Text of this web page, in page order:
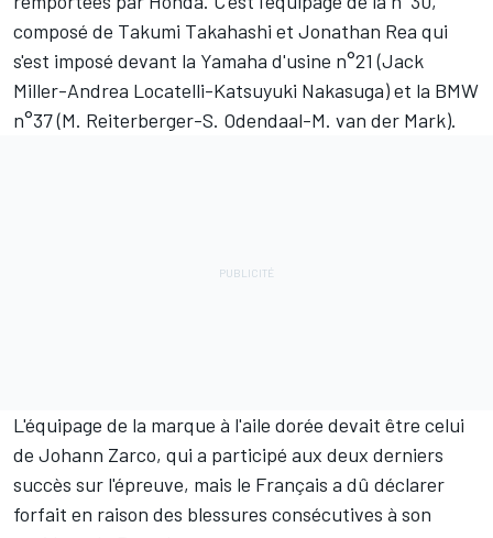
composé de Takumi Takahashi et Jonathan Rea qui
s'est imposé devant la Yamaha d'usine n°21 (Jack
Miller-Andrea Locatelli-Katsuyuki Nakasuga) et la BMW
n°37 (M. Reiterberger-S. Odendaal-M. van der Mark).
L'équipage de la marque à l'aile dorée devait être celui
de Johann Zarco, qui a participé aux deux derniers
succès sur l'épreuve, mais le Français a dû déclarer
forfait en raison des blessures consécutives à son